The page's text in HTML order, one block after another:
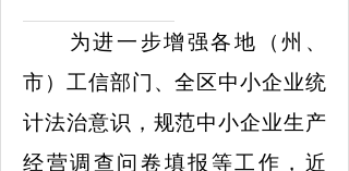
为进一步增强各地（州、
市）工信部门、全区中小企业统
计法治意识，规范中小企业生产
经营调查问卷填报等工作，近